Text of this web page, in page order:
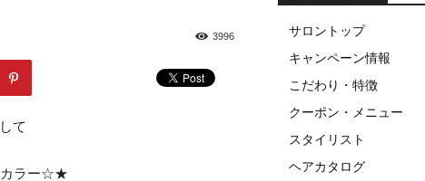
3996
て
カラー☆★
サロントップ
キャンペーン情報
こだわり・特徴
クーポン・メニュー
スタイリスト
ヘアカタログ